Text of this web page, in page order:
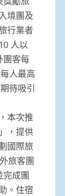
境團及
行業者
人以
團客每
人最高
待吸引
本次推
，提供
國際旅
旅客團
完成團
。住宿